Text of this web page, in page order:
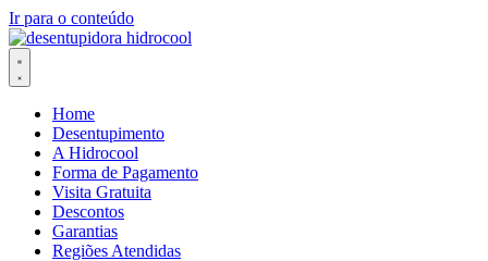
Ir para o conteúdo
Home
Desentupimento
A Hidrocool
Forma de Pagamento
Visita Gratuita
Descontos
Garantias
Regiões Atendidas